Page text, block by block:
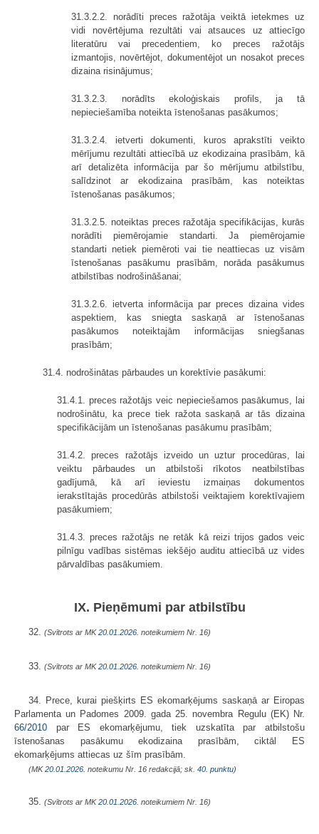
31.3.2.2. norādīti preces ražotāja veiktā ietekmes uz
vidi novērtējuma rezultāti vai atsauces uz attiecīgo
literatūru vai precedentiem, ko preces ražotājs
izmantojis, novērtējot, dokumentējot un nosakot preces
dizaina risinājumus;
31.3.2.3. norādīts ekoloģiskais profils, ja tā
nepieciešamība noteikta īstenošanas pasākumos;
31.3.2.4. ietverti dokumenti, kuros aprakstīti veikto
mērījumu rezultāti attiecībā uz ekodizaina prasībām, kā
arī detalizēta informācija par šo mērījumu atbilstību,
salīdzinot ar ekodizaina prasībām, kas noteiktas
īstenošanas pasākumos;
31.3.2.5. noteiktas preces ražotāja specifikācijas, kurās
norādīti piemērojamie standarti. Ja piemērojamie
standarti netiek piemēroti vai tie neattiecas uz visām
īstenošanas pasākumu prasībām, norāda pasākumus
atbilstības nodrošināšanai;
31.3.2.6. ietverta informācija par preces dizaina vides
aspektiem, kas sniegta saskaņā ar īstenošanas
pasākumos noteiktajām informācijas sniegšanas
prasībām;
31.4. nodrošinātas pārbaudes un korektīvie pasākumi:
31.4.1. preces ražotājs veic nepieciešamos pasākumus, lai
nodrošinātu, ka prece tiek ražota saskaņā ar tās dizaina
specifikācijām un īstenošanas pasākumu prasībām;
31.4.2. preces ražotājs izveido un uztur procedūras, lai
veiktu pārbaudes un atbilstoši rīkotos neatbilstības
gadījumā, kā arī ieviestu izmaiņas dokumentos
ierakstītajās procedūrās atbilstoši veiktajiem korektīvajiem
pasākumiem;
31.4.3. preces ražotājs ne retāk kā reizi trijos gados veic
pilnīgu vadības sistēmas iekšējo auditu attiecībā uz vides
pārvaldības pasākumiem.
IX. Pieņēmumi par atbilstību
32. (Svītrots ar MK20.01.2026. noteikumiem Nr. 16)
33. (Svītrots ar MK20.01.2026. noteikumiem Nr. 16)
34. Prece, kurai piešķirts ES ekomarķējums saskaņā ar Eiropas
Parlamenta un Padomes 2009. gada 25. novembra Regulu (EK) Nr.
66/2010 par ES ekomarķējumu, tiek uzskatīta par atbilstošu
īstenošanas pasākumu ekodizaina prasībām, ciktāl ES
ekomarķējums attiecas uz šīm prasībām.
(MK20.01.2026. noteikumu Nr. 16 redakcijā; sk. 40. punktu)
35. (Svītrots ar MK20.01.2026. noteikumiem Nr. 16)